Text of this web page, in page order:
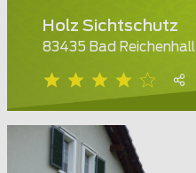
Holz Sichtschutz
83435 Bad Reichenhall